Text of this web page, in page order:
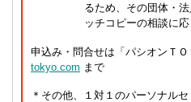
るため、その団体・
ッチコピーの相談に応
申込み・問合せは「パシオンＴＯ
tokyo.com まで
＊その他、１対１のパーソナル